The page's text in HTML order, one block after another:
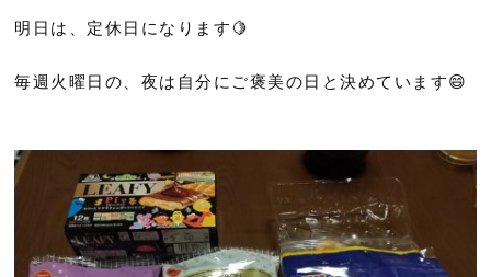
明日は、定休日になります🍋
毎週火曜日の、夜は自分にご褒美の日と決めています😄